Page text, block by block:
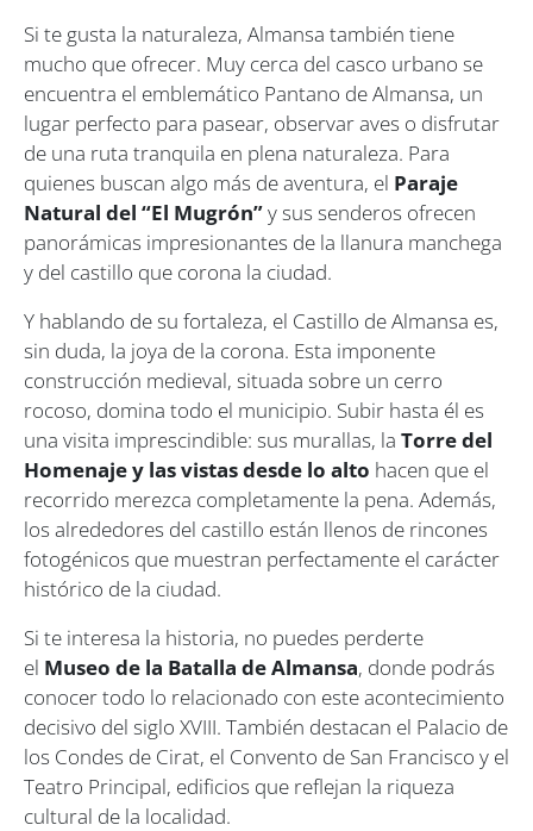
Si te gusta la naturaleza, Almansa también tiene
mucho que ofrecer. Muy cerca del casco urbano se
encuentra el emblemático Pantano de Almansa, un
lugar perfecto para pasear, observar aves o disfrutar
de una ruta tranquila en plena naturaleza. Para
quienes buscan algo más de aventura, el Paraje
Natural del “El Mugrón”y sus senderos ofrecen
panorámicas impresionantes de la llanura manchega
y del castillo que corona la ciudad.
Y hablando de su fortaleza, el Castillo de Almansa es,
sin duda, la joya de la corona. Esta imponente
construcción medieval, situada sobre un cerro
rocoso, domina todo el municipio. Subir hasta él es
una visita imprescindible: sus murallas, la Torre del
Homenaje y las vistas desde lo alto hacen que el
recorrido merezca completamente la pena. Además,
los alrededores del castillo están llenos de rincones
fotogénicos que muestran perfectamente el carácter
histórico de la ciudad.
Si te interesa la historia, no puedes perderte
el Museo de la Batalla de Almansa, donde podrás
conocer todo lo relacionado con este acontecimiento
decisivo del siglo XVIII. También destacan el Palacio de
los Condes de Cirat, el Convento de San Francisco y el
Teatro Principal, edificios que reflejan la riqueza
cultural de la localidad.